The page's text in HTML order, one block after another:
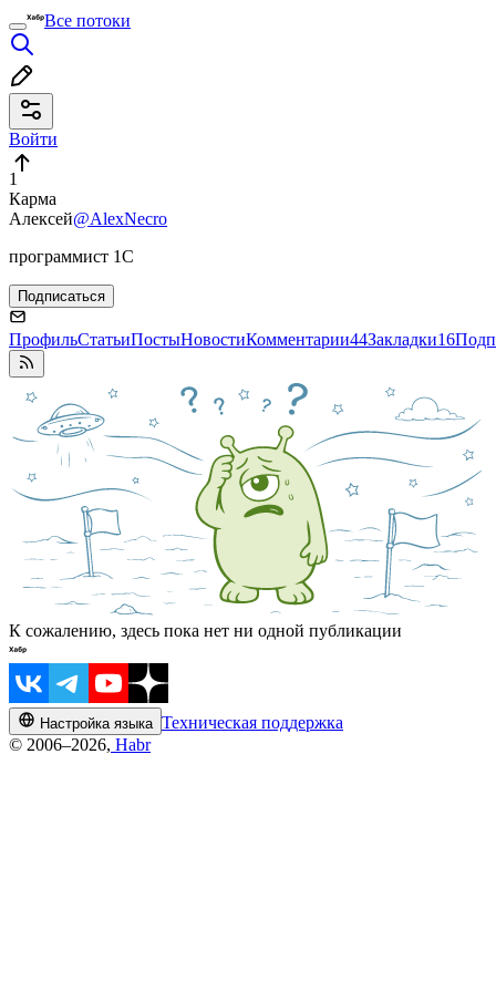
Все потоки
Войти
1
Карма
Алексей@AlexNecro
программист 1С
Подписаться
ПрофильСтатьиПостыНовостиКомментарии44Закладки16
К сожалению, здесь пока нет ни одной публикации
Настройка языка Техническая поддержка
© 2006–2026, Habr